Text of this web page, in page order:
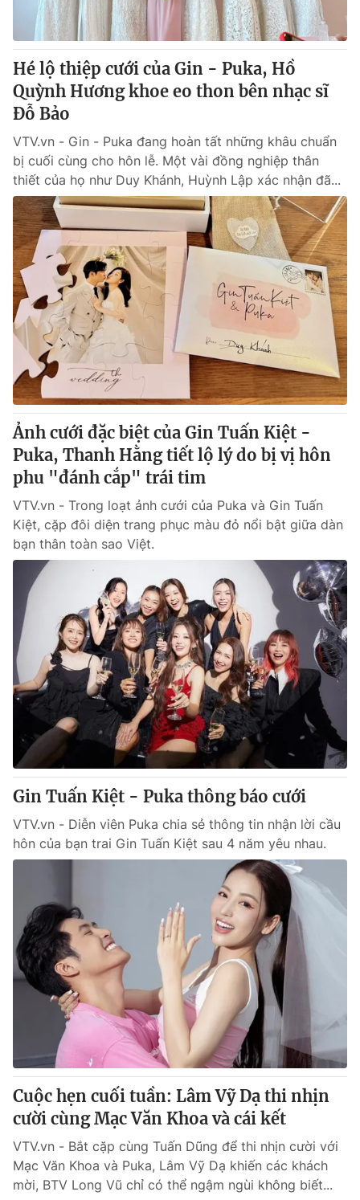
Hé lộ thiệp cưới của Gin - Puka, Hồ
Quỳnh Hương khoe eo thon bên nhạc sĩ
Đỗ Bảo
VTV.vn - Gin - Puka đang hoàn tất những khâu chuẩn
bị cuối cùng cho hôn lễ. Một vài đồng nghiệp thân
thiết của họ như Duy Khánh, Huỳnh Lập xác nhận đã...
Ảnh cưới đặc biệt của Gin Tuấn Kiệt -
Puka, Thanh Hằng tiết lộ lý do bị vị hôn
phu "đánh cắp" trái tim
VTV.vn - Trong loạt ảnh cưới của Puka và Gin Tuấn
Kiệt, cặp đôi diện trang phục màu đỏ nổi bật giữa dàn
bạn thân toàn sao Việt.
Gin Tuấn Kiệt - Puka thông báo cưới
VTV.vn - Diễn viên Puka chia sẻ thông tin nhận lời cầu
hôn của bạn trai Gin Tuấn Kiệt sau 4 năm yêu nhau.
Cuộc hẹn cuối tuần: Lâm Vỹ Dạ thi nhịn
cười cùng Mạc Văn Khoa và cái kết
VTV.vn - Bắt cặp cùng Tuấn Dũng để thi nhịn cười với
Mạc Văn Khoa và Puka, Lâm Vỹ Dạ khiến các khách
mời, BTV Long Vũ chỉ có thể ngậm ngùi không biết...